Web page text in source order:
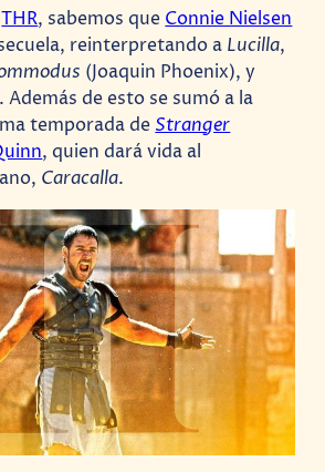
THR, sabemos que Connie Nielsen
reinterpretando a Lucilla,
(Joaquin Phoenix), y
. Además de esto se sumó a la
temporada de Stranger
, quien dará vida al
Caracalla.